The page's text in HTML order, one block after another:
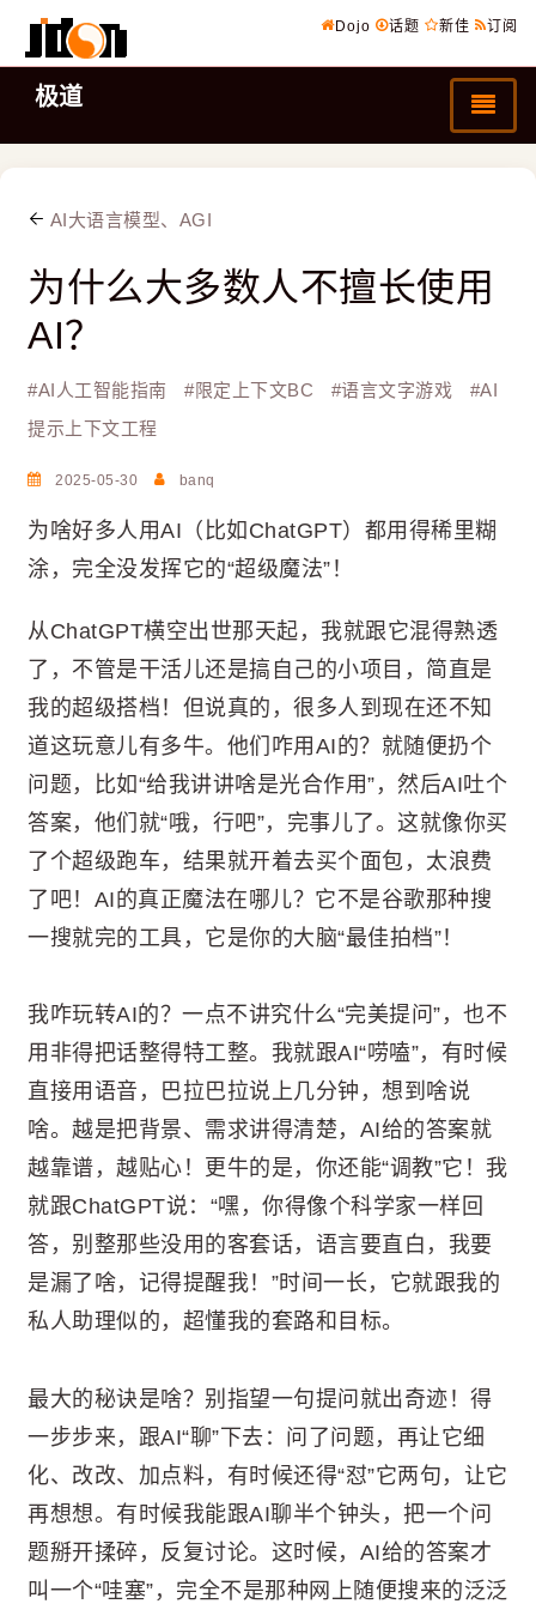
Dojo 话题 新佳 订阅
极道
AI大语言模型、AGI
为什么大多数人不擅长使用
AI？
#AI人工智能指南 #限定上下文BC #语言文字游戏 #AI
提示上下文工程
2025-05-30 banq
为啥好多人用AI（比如ChatGPT）都用得稀里糊
涂，完全没发挥它的“超级魔法”！
从ChatGPT横空出世那天起，我就跟它混得熟透
了，不管是干活儿还是搞自己的小项目，简直是
我的超级搭档！但说真的，很多人到现在还不知
道这玩意儿有多牛。他们咋用AI的？就随便扔个
问题，比如“给我讲讲啥是光合作用”，然后AI吐个
答案，他们就“哦，行吧”，完事儿了。这就像你买
了个超级跑车，结果就开着去买个面包，太浪费
了吧！AI的真正魔法在哪儿？它不是谷歌那种搜
一搜就完的工具，它是你的大脑“最佳拍档”！
我咋玩转AI的？一点不讲究什么“完美提问”，也不
用非得把话整得特工整。我就跟AI“唠嗑”，有时候
直接用语音，巴拉巴拉说上几分钟，想到啥说
啥。越是把背景、需求讲得清楚，AI给的答案就
越靠谱，越贴心！更牛的是，你还能“调教”它！我
就跟ChatGPT说：“嘿，你得像个科学家一样回
答，别整那些没用的客套话，语言要直白，我要
是漏了啥，记得提醒我！”时间一长，它就跟我的
私人助理似的，超懂我的套路和目标。
最大的秘诀是啥？别指望一句提问就出奇迹！得
一步步来，跟AI“聊”下去：问了问题，再让它细
化、改改、加点料，有时候还得“怼”它两句，让它
再想想。有时候我能跟AI聊半个钟头，把一个问
题掰开揉碎，反复讨论。这时候，AI给的答案才
叫一个“哇塞”，完全不是那种网上随便搜来的泛泛